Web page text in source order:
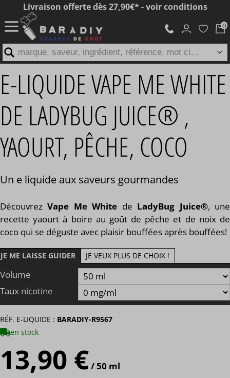
E-LIQUIDE VAPE ME WHITE
DE LADYBUG JUICE® ,
YAOURT, PÊCHE, COCO
Un e liquide aux saveurs gourmandes
DécouvrezVape Me White de LadyBug Juice®, une
recette yaourt à boire au goût de pêche et de noix de
coco qui se déguste avec plaisir bouffées après bouffées!
JE ME LAISSE GUIDER JE VEUX PLUS DE CHOIX !
Volume
Taux nicotine
RÉF. E-LIQUIDE : BARADIY-R9567
en stock
13,90 €/ 50 ml
Livraison offerte dès 27,90€* - voir conditions
marque, saveur, ingrédient, référence, mot clé...